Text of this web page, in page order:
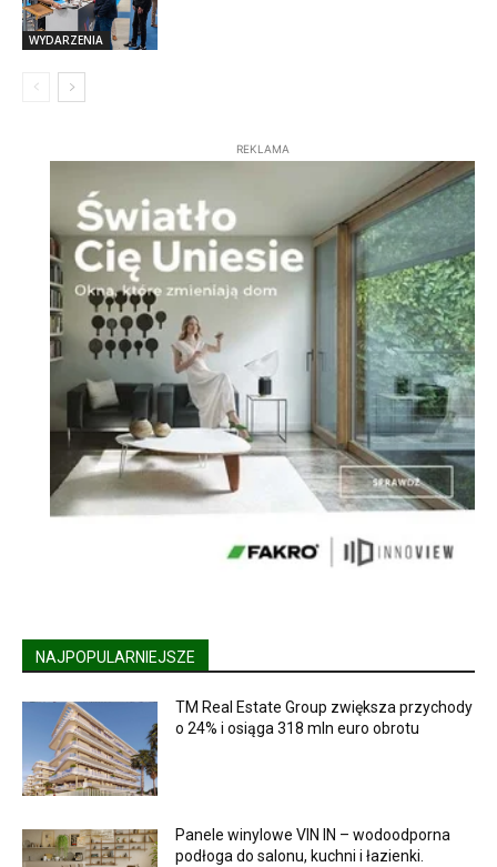
WYDARZENIA
REKLAMA
NAJPOPULARNIEJSZE
TM Real Estate Group zwiększa przychody
o 24% i osiąga 318 mln euro obrotu
Panele winylowe VIN IN – wodoodporna
podłoga do salonu, kuchni i łazienki.